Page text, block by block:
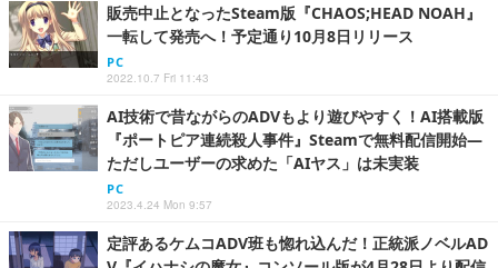
販売中止となったSteam版『CHAOS;HEAD NOAH』
一転して発売へ！予定通り10月8日リリース
PC
2022.10.7 Fri 11:43
AI技術で昔ながらのADVもより遊びやすく！AI搭載版
『ポートピア連続殺人事件』Steamで無料配信開始―
ただしユーザーの求めた「AIヤス」は未実装
PC
2023.4.24 Mon 9:57
定評あるケムコADV班も惚れ込んだ！正統派ノベルAD